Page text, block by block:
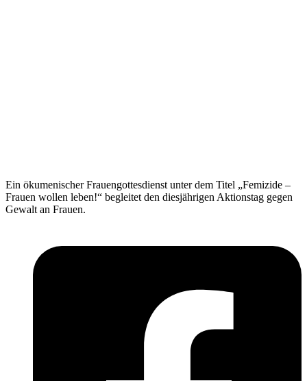
Ein ökumenischer Frauengottesdienst unter dem Titel „Femizide –
Frauen wollen leben!“ begleitet den diesjährigen Aktionstag gegen
Gewalt an Frauen.